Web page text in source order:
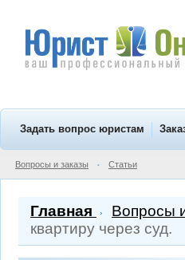
Задать вопрос юристам
Вопросы и заказы • Статьи
Главная Вопросы
квартиру через суд.